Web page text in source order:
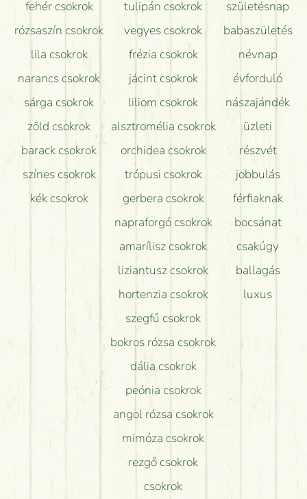
Tudok adventi koszorút vásárolni boltban?
fehér csokrok
rózsaszín csokrok
lila csokrok
narancs csokrok
sárga csokrok
zöld csokrok
barack csokrok
színes csokrok
kék csokrok
tulipán csokrok
vegyes csokrok
frézia csokrok
jácint csokrok
liliom csokrok
alsztromélia csokrok
orchidea csokrok
trópusi csokrok
gerbera csokrok
napraforgó csokrok
amarílisz csokrok
liziantusz csokrok
hortenzia csokrok
szegfű csokrok
bokros rózsa csokrok
dália csokrok
peónia csokrok
angol rózsa csokrok
mimóza csokrok
rezgő csokrok
csokrok
születésnap
babaszületés
névnap
évforduló
nászajándék
üzleti
részvét
jobbulás
férfiaknak
bocsánat
csakúgy
ballagás
luxus